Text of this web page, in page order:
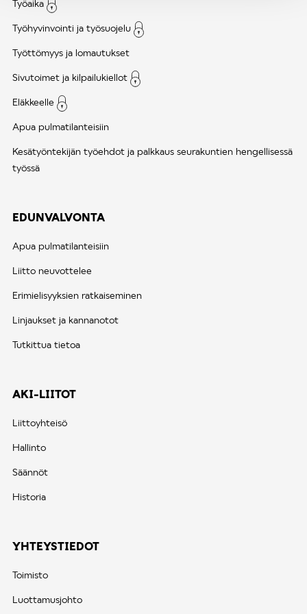
Työaika
Työhyvinvointi ja työsuojelu
Työttömyys ja lomautukset
Sivutoimet ja kilpailukiellot
Eläkkeelle
Apua pulmatilanteisiin
Kesätyöntekijän työehdot ja palkkaus seurakuntien hengellisessä
työssä
EDUNVALVONTA
Apua pulmatilanteisiin
Liitto neuvottelee
Erimielisyyksien ratkaiseminen
Linjaukset ja kannanotot
Tutkittua tietoa
AKI-LIITOT
Liittoyhteisö
Hallinto
Säännöt
Historia
YHTEYSTIEDOT
Toimisto
Luottamusjohto